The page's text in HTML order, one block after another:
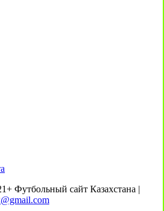
Футбольный сайт Казахстана |